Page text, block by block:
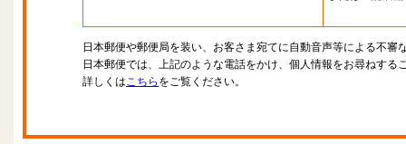
日本郵便や郵便局を装い、お客さま宛てに自動音声等による不審
日本郵便では、上記のような電話をかけ、個人情報をお尋ねする
詳しくはこちら をご覧ください。